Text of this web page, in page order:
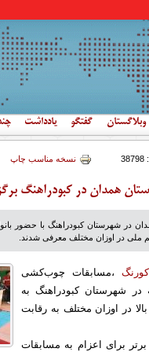
وبلاگستان گفتگو یادداشت
38798 نسخه مناسب چاپ
همدان در کبودراهنگ
در شهرستان کبودراهنگ با حضور
ملی در اوزان مختلف معرفی شدند.
کورنگ ،مسابقات چوب‌کشی
در شهرستان کبودراهنگ به
در اوزان مختلف به رقابت
برای اعزام به مسابقات